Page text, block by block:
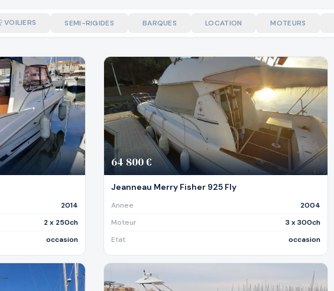
VOILIERS SEMI-RIGIDES BARQUES LOCATION MOTEURS
2014
2 x 250ch
occasion
64 800 €
Jeanneau Merry Fisher 925 Fly
Annee
2004
Moteur
3 x 300ch
Etat
occasion